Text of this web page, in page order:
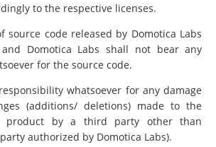
to the respective licenses.
source code released by Domotica Labs
Domotica Labs shall not bear any
for the source code.
whatsoever for any damage
(additions/ deletions) made to the
product by a third party other than
authorized by Domotica Labs).